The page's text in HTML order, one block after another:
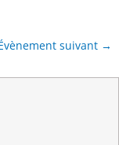
suivant →